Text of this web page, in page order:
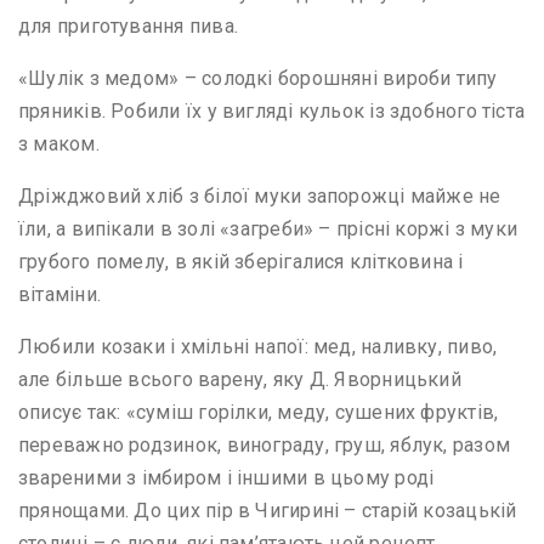
для приготування пива.
«Шулік з медом» – солодкі борошняні вироби типу
пряників. Робили їх у вигляді кульок із здобного тіста
з маком.
Дріжджовий хліб з білої муки запорожці майже не
їли, а випікали в золі «загреби» – прісні коржі з муки
грубого помелу, в якій зберігалися клітковина і
вітаміни.
Любили козаки і хмільні напої: мед, наливку, пиво,
але більше всього варену, яку Д. Яворницький
описує так: «суміш горілки, меду, сушених фруктів,
переважно родзинок, винограду, груш, яблук, разом
звареними з імбиром і іншими в цьому роді
прянощами. До цих пір в Чигирині – старій козацькій